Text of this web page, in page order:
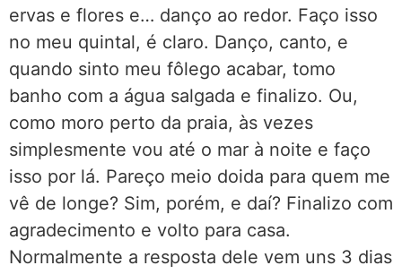
ervas e flores e… danço ao redor. Faço isso
no meu quintal, é claro. Danço, canto, e
quando sinto meu fôlego acabar, tomo
banho com a água salgada e finalizo. Ou,
como moro perto da praia, às vezes
simplesmente vou até o mar à noite e faço
isso por lá. Pareço meio doida para quem me
vê de longe? Sim, porém, e daí? Finalizo com
agradecimento e volto para casa.
Normalmente a resposta dele vem uns 3 dias